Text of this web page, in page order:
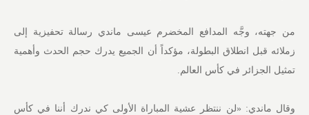
من جهته، وجَّه المدافع المخضرم عيسى ماندي رسالة تحفيزية إلى
زملائه قبل انطلاق البطولة، مؤكداً أن الجميع يدرك حجم الحدث وأهمية
تمثيل الجزائر في كأس العالم.
وقال ماندي: «لن ننتظر عشية المباراة الأولى كي ندرك أننا في كأس